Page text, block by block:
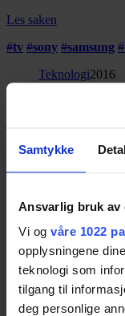
Samtykke
Ansvarlig bruk av
Vi og våre 1022
opplysningene
teknologi som
tilgang til
deg personlige
Les saken
#tv #sony #samsung #
Teknologi2016
rettferdighet
greit å vite hvilke som
Les saken
hodetelefoner
sennheiser #beats #
bowers-and-wilkins